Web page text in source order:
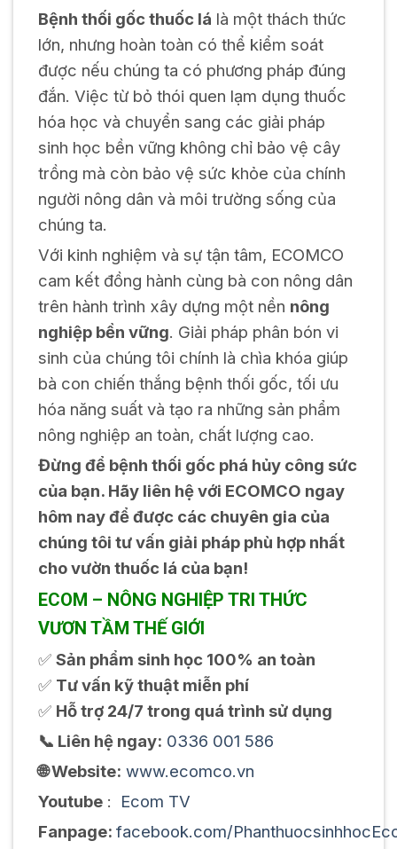
Bệnh thối gốc thuốc lá là một thách thức
lớn, nhưng hoàn toàn có thể kiểm soát
được nếu chúng ta có phương pháp đúng
đắn. Việc từ bỏ thói quen lạm dụng thuốc
hóa học và chuyển sang các giải pháp
sinh học bền vững không chỉ bảo vệ cây
trồng mà còn bảo vệ sức khỏe của chính
người nông dân và môi trường sống của
chúng ta.
Với kinh nghiệm và sự tận tâm, ECOMCO
cam kết đồng hành cùng bà con nông dân
trên hành trình xây dựng một nền nông
nghiệp bền vững. Giải pháp phân bón vi
sinh của chúng tôi chính là chìa khóa giúp
bà con chiến thắng bệnh thối gốc, tối ưu
hóa năng suất và tạo ra những sản phẩm
nông nghiệp an toàn, chất lượng cao.
Đừng để bệnh thối gốc phá hủy công sức
của bạn. Hãy liên hệ với ECOMCO ngay
hôm nay để được các chuyên gia của
chúng tôi tư vấn giải pháp phù hợp nhất
cho vườn thuốc lá của bạn!
ECOM – NÔNG NGHIỆP TRI THỨC
VƯƠN TẦM THẾ GIỚI
✅ Sản phẩm sinh học 100% an toàn
✅ Tư vấn kỹ thuật miễn phí
✅ Hỗ trợ 24/7 trong quá trình sử dụng
📞 Liên hệ ngay: 0336 001 586
🌐 Website: www.ecomco.vn
Youtube:
Ecom TV
Fanpage: facebook.com/